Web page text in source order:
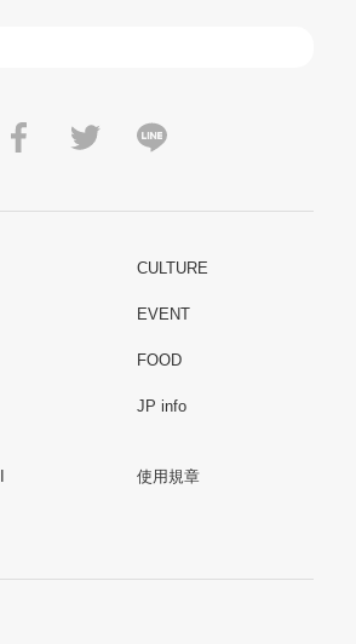
CULTURE
EVENT
FOOD
JP info
使用規章